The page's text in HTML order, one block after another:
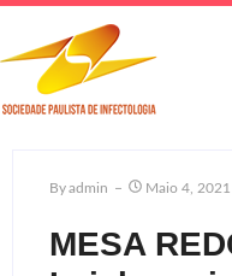
ByAdmin Maio 4, 2021
MESA